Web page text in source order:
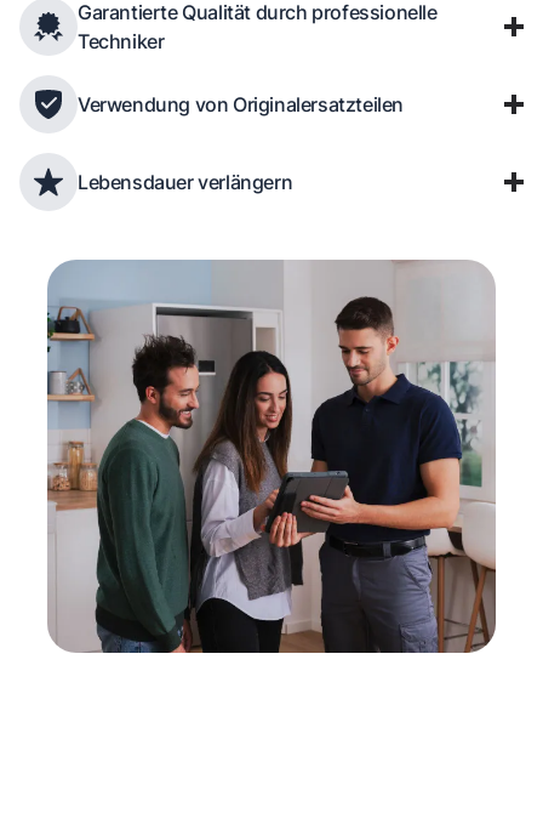
Garantierte Qualität durch professionelle
Techniker
Verwendung von Originalersatzteilen
Lebensdauer verlängern